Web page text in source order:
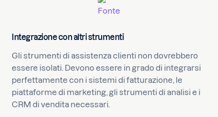
Fonte
Integrazione con altri strumenti
Gli strumenti di assistenza clienti non dovrebbero
essere isolati. Devono essere in grado di integrarsi
perfettamente con i sistemi di fatturazione, le
piattaforme di marketing, gli strumenti di analisi e i
CRM di vendita necessari.